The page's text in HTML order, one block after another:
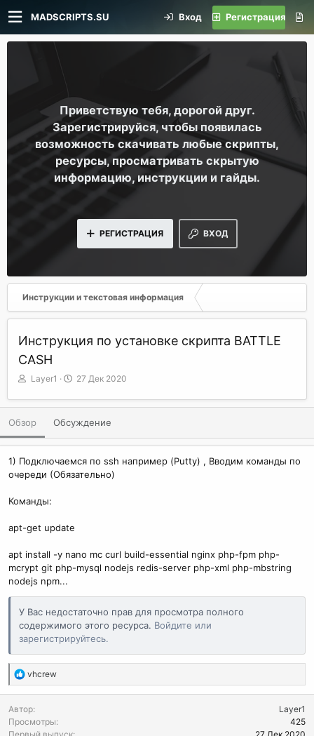
MADSCRIPTS.SU Вход Регистрация
Приветствую тебя, дорогой друг.
Зарегистрируйся, чтобы появилась
возможность скачивать любые скрипты,
ресурсы, просматривать скрытую
информацию, инструкции и гайды.
ВХОД
РЕГИСТРАЦИЯ
Инструкции и текстовая информация
Инструкция по установке скрипта BATTLE
CASH
А
т
р
Layer1
Д
т
с
о
д
а
27 Дек 2020
Обзор Обсуждение
1) Подключаемся по ssh например (Putty) , Вводим команды по
очереди (Обязательно)
Команды:
apt-get update
apt install -y nano mc curl build-essential nginx php-fpm php-
mcrypt git php-mysql nodejs redis-server php-xml php-mbstring
nodejs npm...
У Вас недостаточно прав для просмотра полного
содержимого этого ресурса. Войдите или
зарегистрируйтесь.
Р
е
к
ц
vhcrew
Автор
Layer1
Просмотры
425